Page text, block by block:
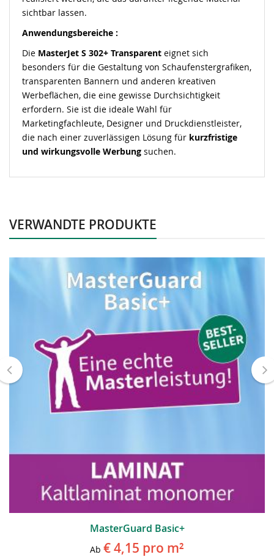
sichtbar lassen.
Anwendungsbereiche :
Die MasterJet S 302+ Transparent eignet sich
besonders für die Gestaltung von Schaufenstergrafiken,
transparenten Bannern und anderen kreativen
Werbeflächen, die eine gewisse Durchsichtigkeit
erfordern. Sie ist die ideale Wahl für
Marketingfachleute, Designer und Druckdienstleister,
die nach einer zuverlässigen Lösung für kurzfristige
und wirkungsvolle Werbung suchen.
VERWANDTE PRODUKTE
MasterGuard Basic+
Ab € 4,15 pro m²